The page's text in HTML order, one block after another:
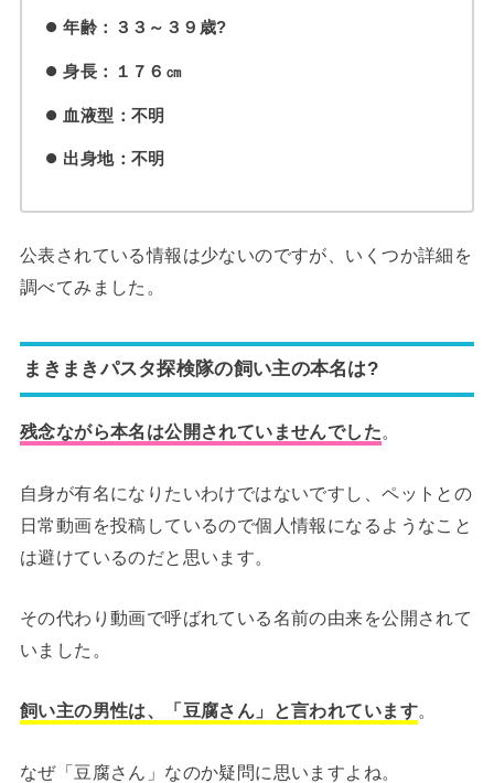
年齢：３３～３９歳?
身長：１７６㎝
血液型：不明
出身地：不明
公表されている情報は少ないのですが、いくつか詳細を
調べてみました。
まきまきパスタ探検隊の飼い主の本名は?
残念ながら本名は公開されていませんでした。
自身が有名になりたいわけではないですし、ペットとの
日常動画を投稿しているので個人情報になるようなこと
は避けているのだと思います。
その代わり動画で呼ばれている名前の由来を公開されて
いました。
飼い主の男性は、「豆腐さん」と言われています。
なぜ「豆腐さん」なのか疑問に思いますよね。